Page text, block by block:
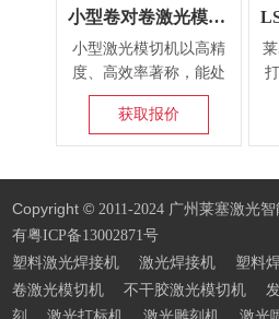
小型卷对卷激光模切机
小型激光模切机以高精
度、高效率著称，能处
理复杂图形，确保边缘
光滑。其灵活性高，适
应多种材质与厚度，且
环境，是现代加工行业
的优选设备。
获取报价
Copyright © 2011-2024 广州莱塞激光
有粤ICP备13002871号
塑料激光焊接机 激光焊接机 塑料
卷激光模切机不干胶激光模切机